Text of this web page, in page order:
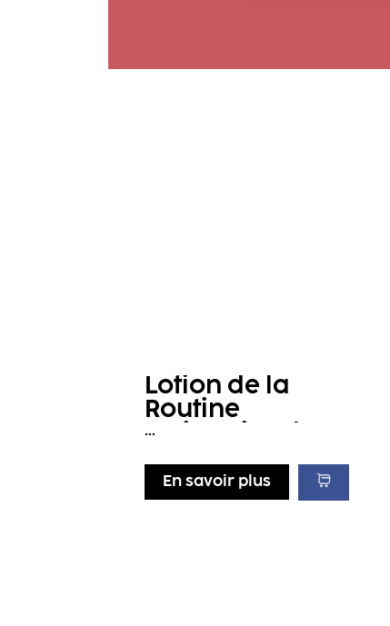
Lotion de la
Routine
Activatrice de
Racines
...
En savoir plus